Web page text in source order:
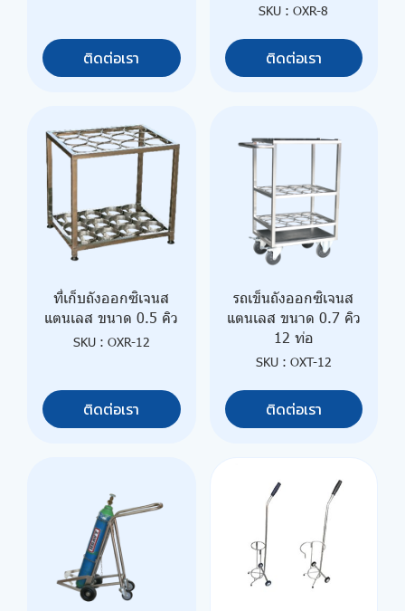
ติดต่อเรา
SKU : OXR-8
ติดต่อเรา
ที่เก็บถังออกซิเจนส
แตนเลส ขนาด 0.5 คิว
SKU : OXR-12
ติดต่อเรา
รถเข็นถังออกซิเจนส
แตนเลส ขนาด 0.7 คิว
12 ท่อ
SKU : OXT-12
ติดต่อเรา